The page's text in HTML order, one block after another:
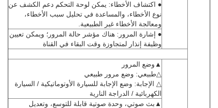
● اكتشاف الأخطاء: يمكن لوحة التحكم دعم الكشف عن
نوع الأخطاء، والمساعدة في تحليل سبب الأخطاء،
ومعالجة الأخطاء غير الطبيعية.
● إشارة المرور: هناك مؤشر حالة المرور؛ ويمكن تعيين
وظيفة إنذار لمتجاوزة وقت البقاء في القناة
△طبيعي: وضع مرور طبيعي
△ الإجابة: وضع الإجابة للسيارة الأوتوماتيكية / السيارة
الكهربائية / الدراجة النارية
▲بث صوتي، وحدة صوتية قابلة للتوسع، وتعديل